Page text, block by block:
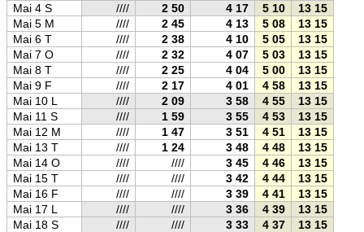
Mai 4 S
//// 2 50 4 17 5 10 13 15
Mai 5 M
//// 2 45 4 13 5 08 13 15
Mai 6 T
//// 2 38 4 10 5 05 13 15
Mai 7 O
//// 2 32 4 07 5 03 13 15
Mai 8 T
//// 2 25 4 04 5 00 13 15
Mai 9 F
//// 2 17 4 01 4 58 13 15
Mai 10 L
//// 2 09 3 58 4 55 13 15
Mai 11 S
//// 1 59 3 55 4 53 13 15
Mai 12 M
//// 1 47 3 51 4 51 13 15
Mai 13 T
//// 1 24 3 48 4 48 13 15
Mai 14 O
//// //// 3 45 4 46 13 15
Mai 15 T
//// //// 3 42 4 44 13 15
Mai 16 F
//// //// 3 39 4 41 13 15
Mai 17 L
//// //// 3 36 4 39 13 15
Mai 18 S
//// //// 3 33 4 37 13 15